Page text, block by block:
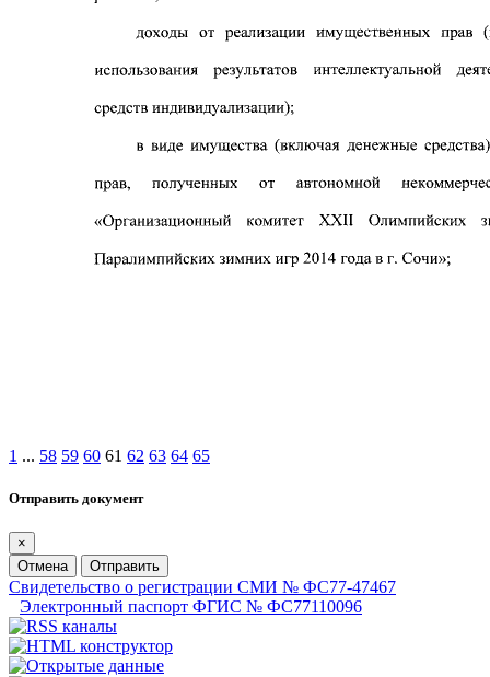
1 ... 58 59 60 61 62 63 64 65
Отправить документ
×
Отмена
Отправить
Свидетельство о регистрации СМИ № ФС77-47467
Электронный паспорт ФГИС № ФС77110096